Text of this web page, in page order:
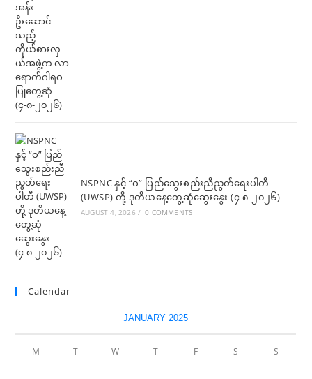
NSPNC နှင့် “ဝ” ပြည်သွေးစည်းညီညွတ်ရေးပါတီ
(UWSP) တို့ ဒုတိယနေ့တွေ့ဆုံဆွေးနွေး (၄-၈-၂၀၂၆)
AUGUST 4, 2026 / 0 COMMENTS
Calendar
JANUARY 2025
M T W T F S S